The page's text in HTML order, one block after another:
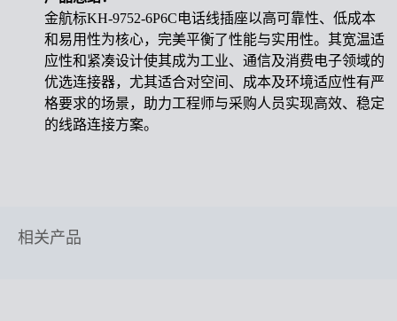
金航标KH-9752-6P6C电话线插座以高可靠性、低成本
和易用性为核心，完美平衡了性能与实用性。其宽温适
应性和紧凑设计使其成为工业、通信及消费电子领域的
优选连接器，尤其适合对空间、成本及环境适应性有严
格要求的场景，助力工程师与采购人员实现高效、稳定
的线路连接方案。
相关产品